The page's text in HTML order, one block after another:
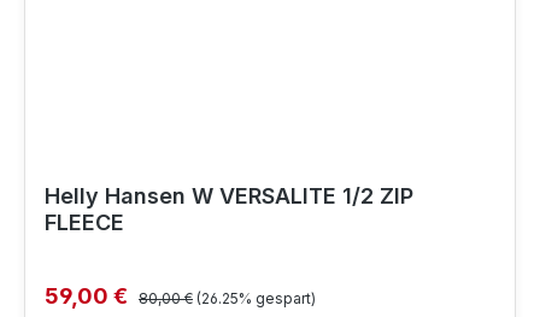
Helly Hansen W VERSALITE 1/2 ZIP
FLEECE
Verkaufspreis:
59,00 € Regulärer Preis:
80,00 € (26.25% gespart)